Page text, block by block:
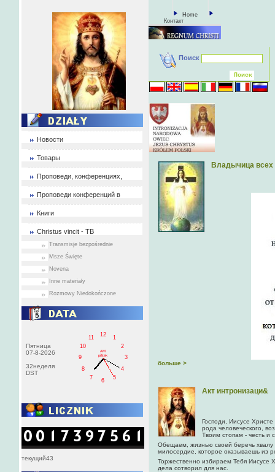
Новости
Товары
Проповеди, конференциях,
Проповеди конференций в
Книги
Christus vincit - ТВ
Transmisje bezpośrednie
Msze Święte
Novena
Inne materiały
Rozmowy Niedokończone
Пятница
07-8-2026
32неделя
DST
1
2
3
4
5
6
7
8
9
10
11
12
AM
pištek
текущий43
Home
Контакт
Поиск
Владычица всех
больше >
Акт интронизаци&
Господи, Иисусе
рода человеческого,
Твоим стопам - честь и
Обещаем, жизнью своей беречь хвалу
милосердие, которое оказываешь из
Торжественно избираем Тебя Иисусе
дела сотворил для нас.